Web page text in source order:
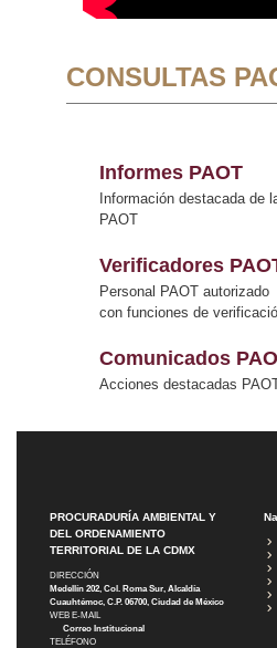
CONSULTAS
Informes PAOT
Información destacada de
PAOT
Verificadores
Personal PAOT autorizado
con funciones de
Comunicados
Acciones destacadas
PROCURADURÍA AMBIENTAL Y
DEL ORDENAMIENTO
TERRITORIAL DE LA CDMX
DIRECCIÓN
Medellín 202, Col. Roma Sur, Alcaldía
Cuauhtémoc, C.P. 06700, Ciudad de México
WEB E-MAIL
Correo Institucional
TELÉFONO